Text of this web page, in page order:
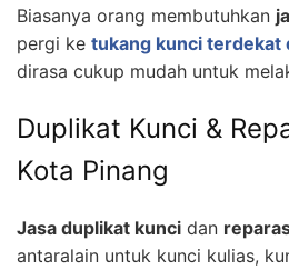
Biasanya orang membutuhkan
pergi ke tukang kunci terdekat
dirasa cukup mudah untuk
Duplikat Kunci &
Kota Pinang
Jasa duplikat kunci dan
antaralain untuk kunci kulias,